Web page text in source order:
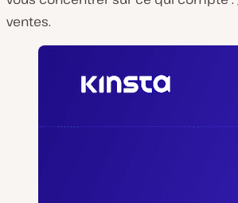
ventes.